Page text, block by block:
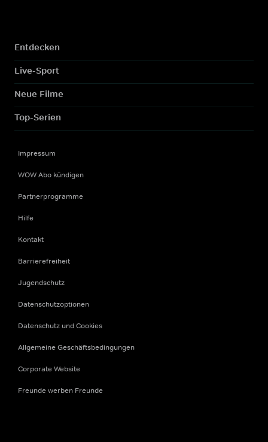
Entdecken
Live-Sport
Neue Filme
Top-Serien
Impressum
WOW Abo kündigen
Partnerprogramme
Hilfe
Kontakt
Barrierefreiheit
Jugendschutz
Datenschutzoptionen
Datenschutz und Cookies
Allgemeine Geschäftsbedingungen
Corporate Website
Freunde werben Freunde